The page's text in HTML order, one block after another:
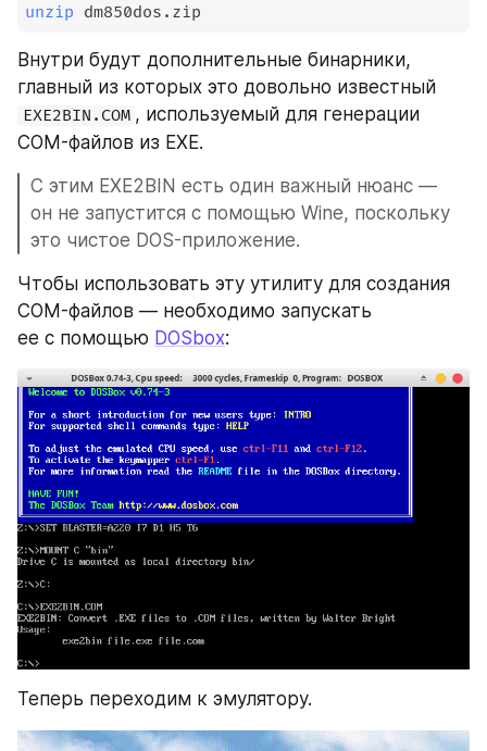
unzip dm850dos.zip
Внутри будут дополнительные бинарники,
EXE2BIN.COM , используемый для генерации
COM-файлов из EXE.
С этим EXE2BIN есть один важный нюанс —
он не запустится с помощью Wine, поскольку
это чистое DOS-приложение.
Чтобы использовать эту утилиту для создания
COM-файлов — необходимо запускать
ее с помощью DOSbox:
Теперь переходим к эмулятору.